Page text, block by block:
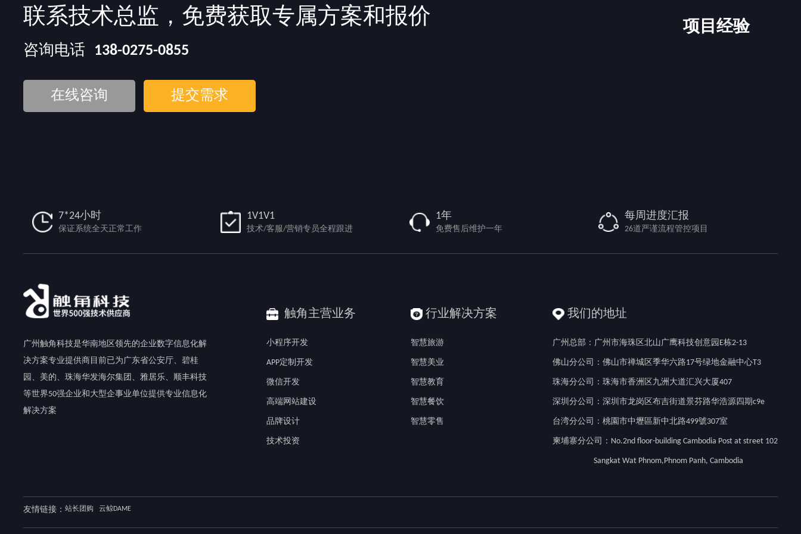
联系技术总监，免费获取专属方案和报价
咨询电话 138-0275-0855
在线咨询 提交需求
项目经验
7*24小时
保证系统全天正常工作
1V1V1
技术/客服/营销专员全程跟进
1年
免费售后维护一年
每周进度汇报
26道严谨流程管控项目
广州触角科技是华南地区领先的企业数字信息化解
决方案专业提供商目前已为广东省公安厅、碧桂
园、美的、珠海华发海尔集团、雅居乐、顺丰科技
等世界50强企业和大型企事业单位提供专业信息化
解决方案
触角主营业务
小程序开发
APP定制开发
微信开发
高端网站建设
品牌设计
技术投资
行业解决方案
智慧旅游
智慧美业
智慧教育
智慧餐饮
智慧零售
我们的地址
广州总部：广州市海珠区北山广鹰科技创意园E栋2-13
佛山分公司：佛山市禅城区季华六路17号绿地金融中心T3
珠海分公司：珠海市香洲区九洲大道汇兴大厦407
深圳分公司：深圳市龙岗区布吉街道景芬路华浩源四期c9e
台湾分公司：桃園市中壢區新中北路499號307室
柬埔寨分公司：No.2nd floor-building Cambodia Post at street 102
Sangkat Wat Phnom,Phnom Panh, Cambodia
友情链接： 站长团购 云鲸DAME